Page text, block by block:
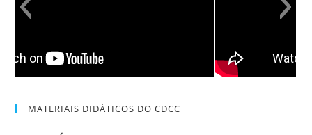
MATERIAIS DIDÁTICOS DO CDCC